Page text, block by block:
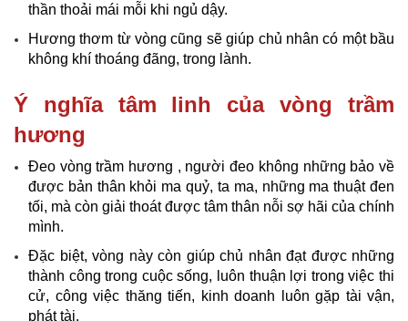
thần thoải mái mỗi khi ngủ dậy.
Hương thơm từ vòng cũng sẽ giúp chủ nhân có một bầu
không khí thoáng đãng, trong lành.
Ý nghĩa tâm linh của vòng trầm
hương
Đeo vòng trầm hương , người đeo không những bảo về
được bản thân khỏi ma quỷ, ta ma, những ma thuật đen
tối, mà còn giải thoát được tâm thân nỗi sợ hãi của chính
mình.
Đặc biệt, vòng này còn giúp chủ nhân đạt được những
thành công trong cuộc sống, luôn thuận lợi trong việc thi
cử, công việc thăng tiến, kinh doanh luôn gặp tài vận,
phát tài.